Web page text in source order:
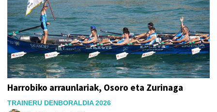
Harrobiko arraunlariak, Osoro eta Zurinaga
TRAINERU DENBORALDIA 2026